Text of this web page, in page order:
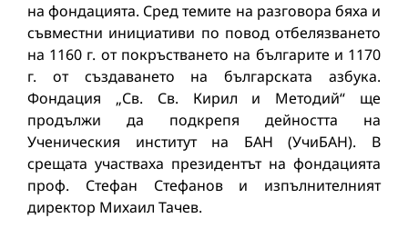
на фондацията. Сред темите на разговора бяха и
съвместни инициативи по повод отбелязването
на 1160 г. от покръстването на българите и 1170
г. от създаването на българската азбука.
Фондация „Св. Св. Кирил и Методий“ ще
продължи да подкрепя дейността на
Ученическия институт на БАН (УчиБАН). В
срещата участваха президентът на фондацията
проф. Стефан Стефанов и изпълнителният
директор Михаил Тачев.